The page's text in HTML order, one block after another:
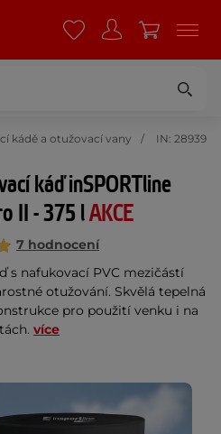
kádě a otužovací vany IN: 28939
káď inSPORTline
II - 375 lAKCE
7 hodnocení
s nafukovací PVC mezičástí
otužování. Skvělá tepelná
pro použití venku i na
více